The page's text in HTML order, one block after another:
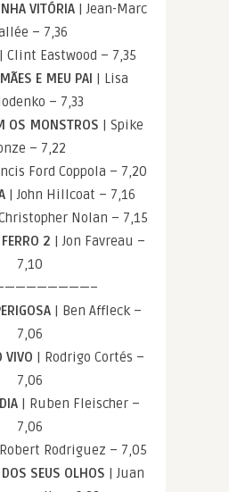
VITÓRIA | Jean-Marc
– 7,36
| Clint Eastwood – 7,35
E MEU PAI | Lisa
– 7,33
OS MONSTROS | Spike
– 7,22
Ford Coppola – 7,20
| John Hillcoat – 7,16
Nolan – 7,15
2 | Jon Favreau –
7,10
| Ben Affleck –
7,06
VIVO | Rodrigo Cortés –
7,06
| Ruben Fleischer –
7,06
Rodriguez – 7,05
SEUS OLHOS | Juan